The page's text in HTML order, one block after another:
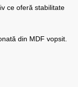
ce oferă stabilitate
din MDF vopsit.